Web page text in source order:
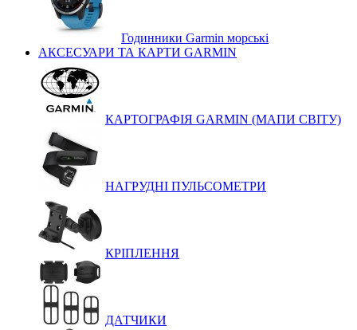
Годинники Garmin морські
АКСЕСУАРИ ТА КАРТИ GARMIN
КАРТОГРАФІЯ GARMIN (МАПИ СВІТУ)
НАГРУДНІ ПУЛЬСОМЕТРИ
КРІПЛЕННЯ
ДАТЧИКИ